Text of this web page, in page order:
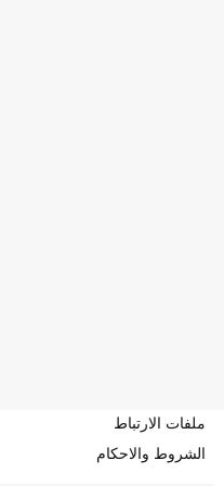
ملفات الارتباط
الشروط والاحكام